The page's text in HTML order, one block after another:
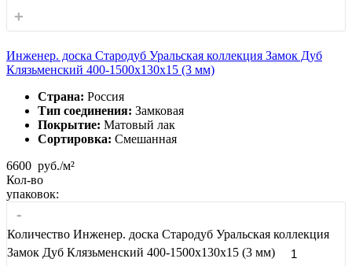
+
Инженер. доска Стародуб Уральская коллекция Замок Дуб
Клязьменский 400-1500x130x15 (3 мм)
Страна: Россия
Тип соединения: Замковая
Покрытие: Матовый лак
Сортировка: Смешанная
6600 руб./м²
Кол-во
упаковок:
-
Количество Инженер. доска Стародуб Уральская коллекция
Замок Дуб Клязьменский 400-1500x130x15 (3 мм)